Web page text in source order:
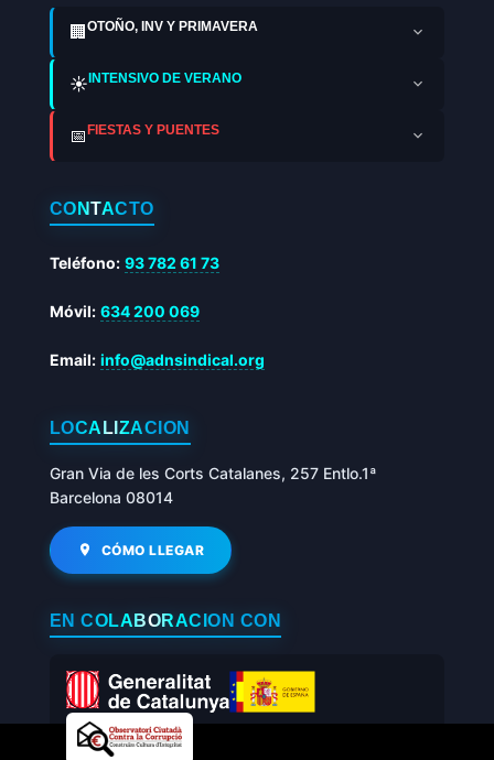
🏢OTOÑO, INV Y PRIMAVERA
☀️ INTENSIVO DE VERANO
📅 FIESTAS Y PUENTES
CONTACTO
Teléfono: 93 782 61 73
Móvil: 634 200 069
Email: info@adnsindical.org
LOCALIZACIÓN
Gran Via de les Corts Catalanes, 257 Entlo.1ª
Barcelona 08014
CÓMO LLEGAR
EN COLABORACIÓN CON